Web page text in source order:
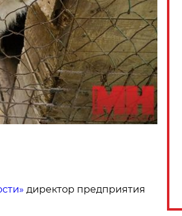
директор предприятия